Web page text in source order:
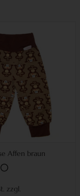
Affen braun
zzgl.